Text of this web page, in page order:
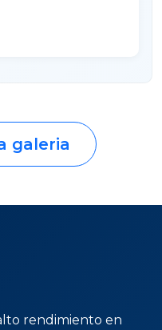
galeria
rendimiento en